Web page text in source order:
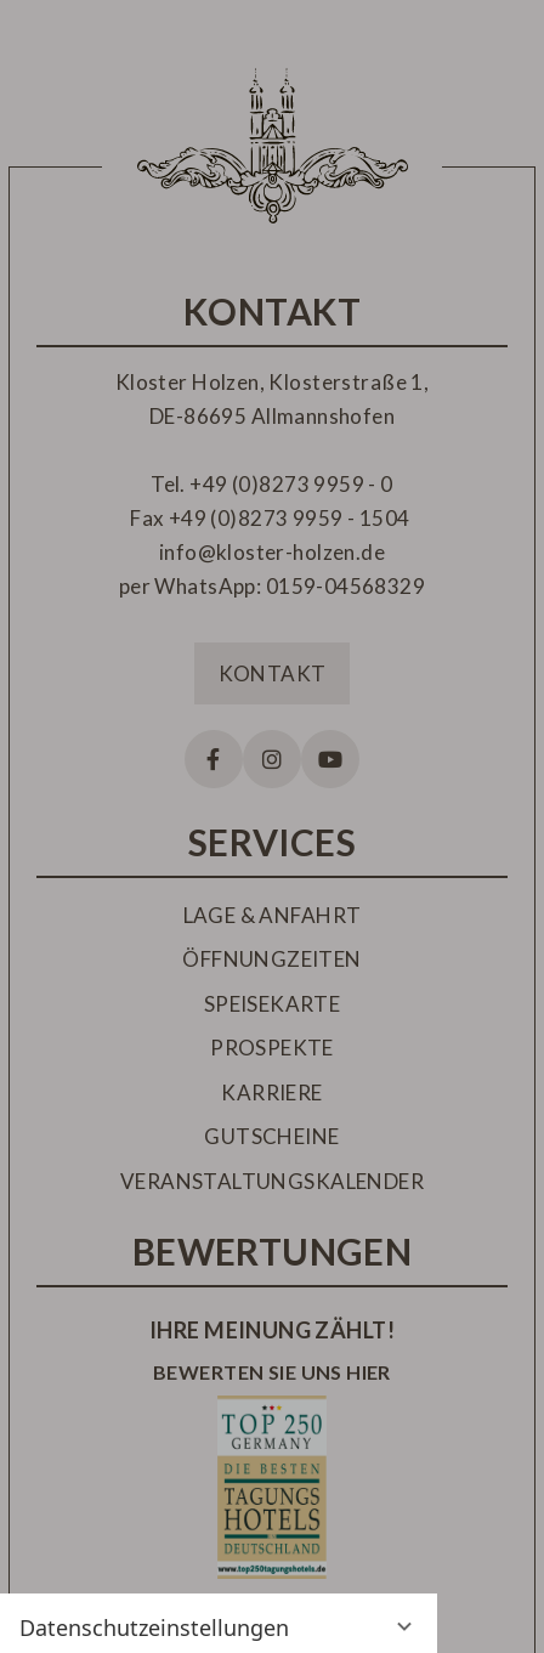
Datenschutzeinstellungen
Entdecken Sie unser spezielles
Übernachtungsangebot inkl. Eintritt in die
KONTAKT
Kloster Holzen, Klosterstraße 1,
DE-86695 Allmannshofen
Tel. +49 (0)8273 9959 - 0
Fax +49 (0)8273 9959 - 1504
info@kloster-holzen.de
per WhatsApp: 0159-04568329
KONTAKT
SERVICES
LAGE & ANFAHRT
ÖFFNUNGZEITEN
SPEISEKARTE
PROSPEKTE
KARRIERE
GUTSCHEINE
VERANSTALTUNGSKALENDER
BEWERTUNGEN
IHRE MEINUNG ZÄHLT!
BEWERTEN SIE UNS HIER